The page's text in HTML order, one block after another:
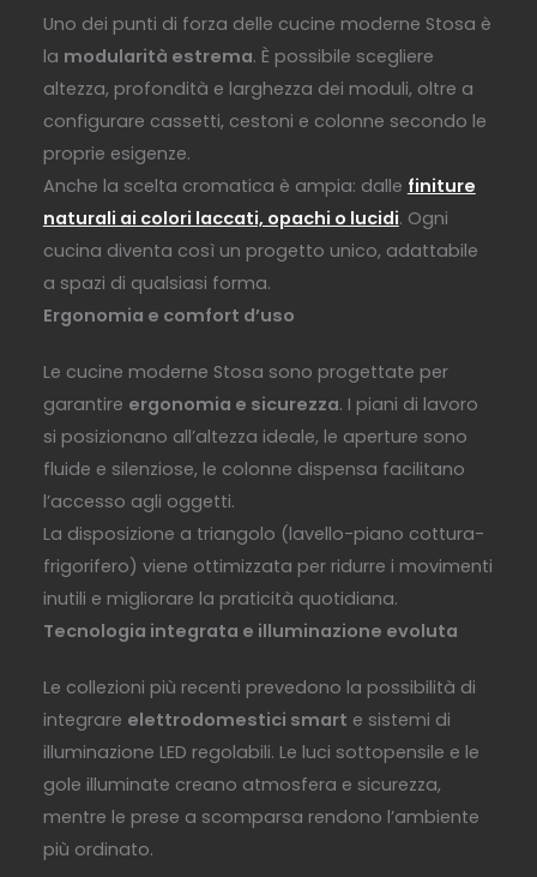
Uno dei punti di forza delle cucine moderne Stosa è
la modularità estrema. È possibile scegliere
altezza, profondità e larghezza dei moduli, oltre a
configurare cassetti, cestoni e colonne secondo le
proprie esigenze.
Anche la scelta cromatica è ampia: dalle finiture
naturali ai colori laccati, opachi o lucidi. Ogni
cucina diventa così un progetto unico, adattabile
a spazi di qualsiasi forma.
Ergonomia e comfort d’uso
Le cucine moderne Stosa sono progettate per
garantire ergonomia e sicurezza. I piani di lavoro
si posizionano all’altezza ideale, le aperture sono
fluide e silenziose, le colonne dispensa facilitano
l’accesso agli oggetti.
La disposizione a triangolo (lavello-piano cottura-
frigorifero) viene ottimizzata per ridurre i movimenti
inutili e migliorare la praticità quotidiana.
Tecnologia integrata e illuminazione evoluta
Le collezioni più recenti prevedono la possibilità di
integrare elettrodomestici smart e sistemi di
illuminazione LED regolabili. Le luci sottopensile e le
gole illuminate creano atmosfera e sicurezza,
mentre le prese a scomparsa rendono l’ambiente
più ordinato.